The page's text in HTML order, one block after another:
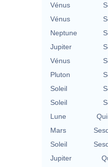
Vénus
Vénus
Neptune
Jupiter
Vénus
Pluton
Soleil
Soleil
Lune
Mars
Soleil
Jupiter